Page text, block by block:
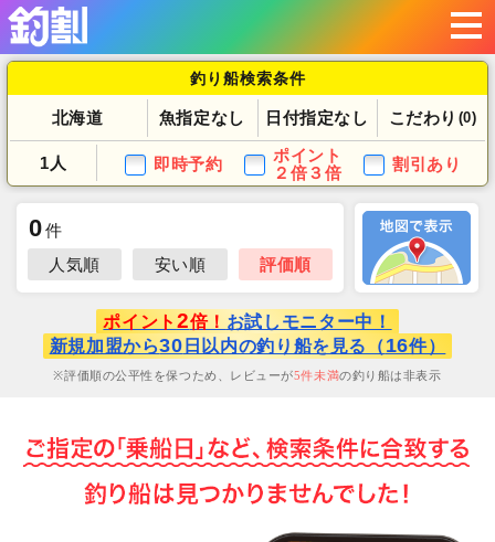
釣り船検索条件
北海道 魚指定なし 日付指定なし こだわり (0)
1人 即時予約
ポイント
２倍３倍
割引あり
0件
人気順
安い順 評価順
ポイント 2倍！ お試しモニター中！
新規加盟から30 日以内の釣り船を見る（16件）
評価順の公平性を保つため、レビューが5件未満の釣り船は非表示